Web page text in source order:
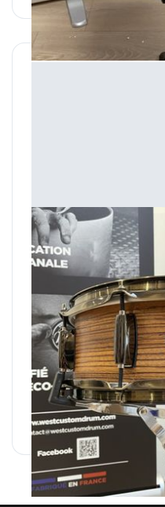
14" x 5" Bouleau/
Caisse en plis de
540,00 €